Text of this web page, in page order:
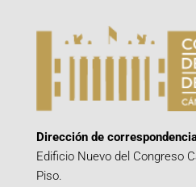
Dirección de
Edificio Nuevo del Congreso
Piso.